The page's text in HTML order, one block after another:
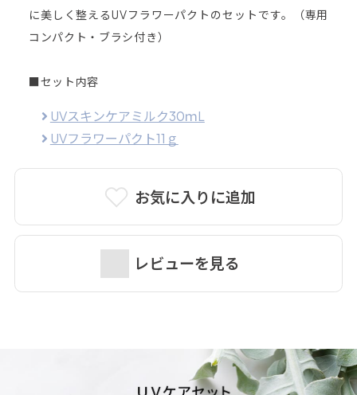
お気に入りに追加
レビューを見る
に美しく整えるUVフラワーパクトのセットです。（専用
コンパクト・ブラシ付き）
■セット内容
UVスキンケアミルク30ｍL
UVフラワーパクト11ｇ